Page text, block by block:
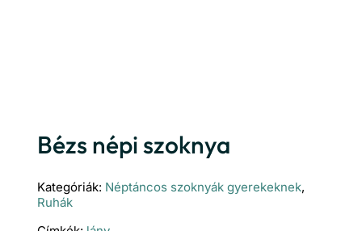
Bézs népi szoknya
Kategóriák: Néptáncos szoknyák gyerekeknek,
Ruhák